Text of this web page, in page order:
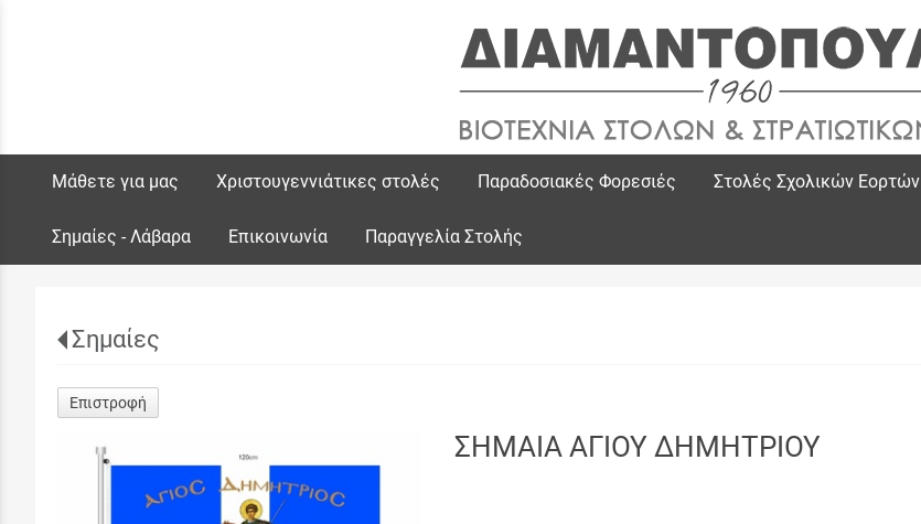
Μάθετε για μας Χριστουγεννιάτικες στολές Παραδοσιακές Φορεσιές Στολές Σχολικών Εορτών
Σημαίες - Λάβαρα Επικοινωνία Παραγγελία Στολής
Σημαίες
Επιστροφή
ΣΗΜΑΙΑ ΑΓΙΟΥ ΔΗΜΗΤΡΙΟΥ